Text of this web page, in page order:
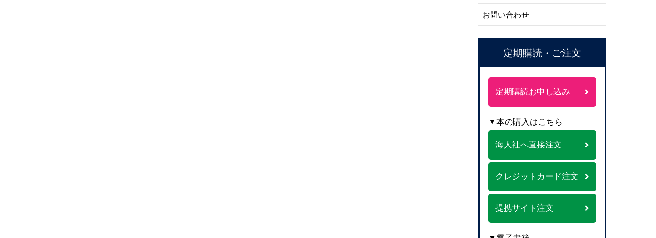
お問い合わせ
定期購読・ご注文
定期購読お申し込み
▼本の購入はこちら
海人社へ直接注文
クレジットカード注文
提携サイト注文